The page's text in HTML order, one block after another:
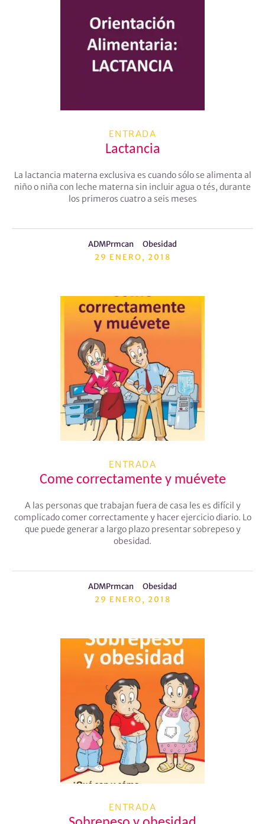
ENTRADA
Lactancia
La lactancia materna exclusiva es cuando sólo se alimenta al
niño o niña con leche materna sin incluir agua o tés, durante
los primeros cuatro a seis meses
ADMPrmcan
Obesidad
29 ENERO, 2018
ENTRADA
Come correctamente y muévete
A las personas que trabajan fuera de casa les es difícil y
complicado comer correctamente y hacer ejercicio diario. Lo
que puede generar a largo plazo presentar sobrepeso y
obesidad.
ADMPrmcan
Obesidad
29 ENERO, 2018
ENTRADA